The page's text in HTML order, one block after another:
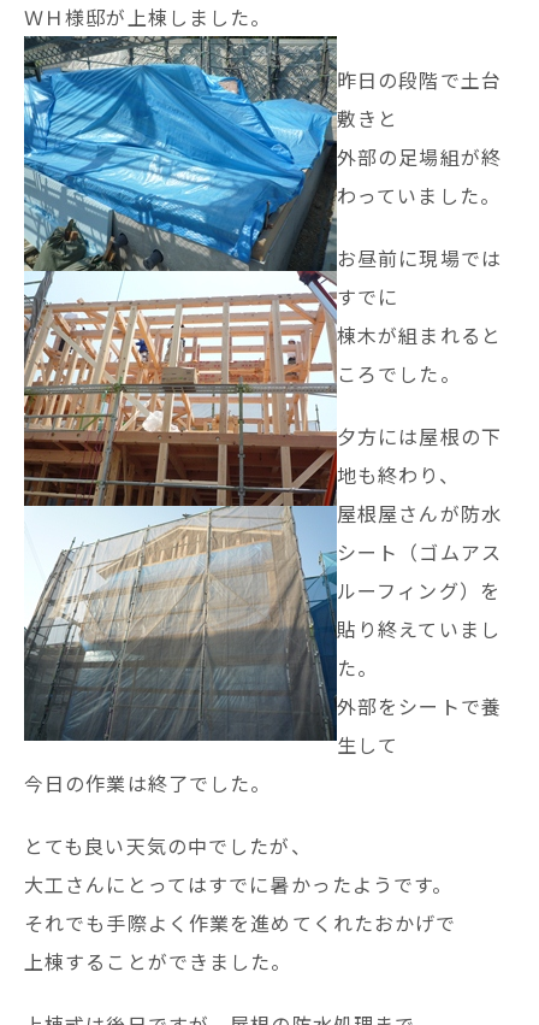
ＷＨ様邸が上棟しました。
昨日の段階で土台
敷きと
外部の足場組が終
わっていました。
お昼前に現場では
すでに
棟木が組まれると
ころでした。
夕方には屋根の下
地も終わり、
屋根屋さんが防水
シート（ゴムアス
ルーフィング）を
貼り終えていまし
た。
外部をシートで養
生して
今日の作業は終了でした。
とても良い天気の中でしたが、
大工さんにとってはすでに暑かったようです。
それでも手際よく作業を進めてくれたおかげで
上棟することができました。